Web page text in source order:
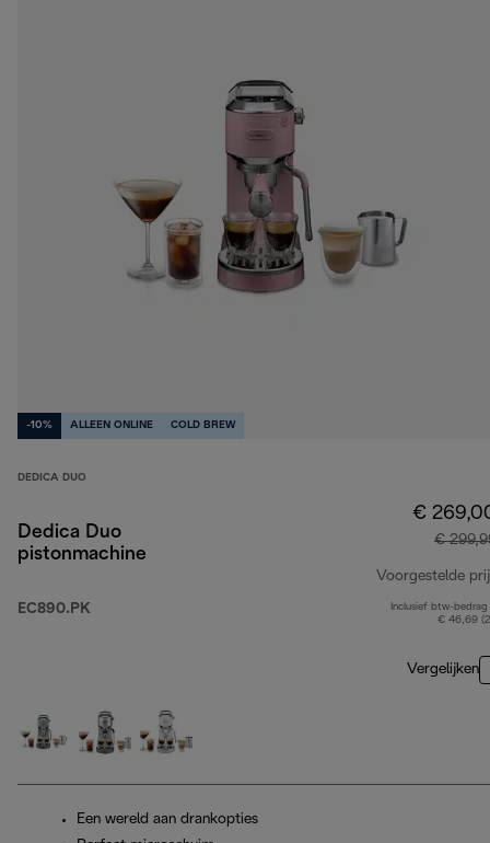
-10% ALLEEN ONLINE COLD BREW
DEDICA DUO
Dedica Duo
pistonmachine
EC890.PK
€
€
Voorgestelde
Inclusief btw-bedrag
€ 46,69
Vergelijken
Een wereld aan drankopties